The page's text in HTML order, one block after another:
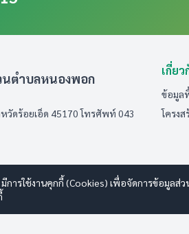
นตำบลหนองพอก
ดร้อยเอ็ด 45170 โทรศัพท์ 043
เกี่ยว
ข้อมูล
โครงส
ารใช้งานคุกกี้ (Cookies) เพื่อจัดการข้อมูลส่